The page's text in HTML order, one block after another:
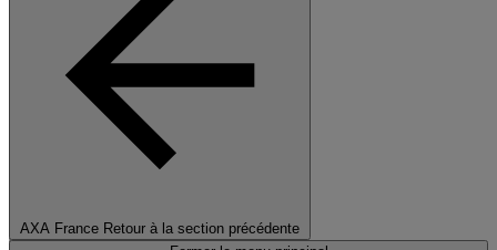
AXA France Retour à la section précédente